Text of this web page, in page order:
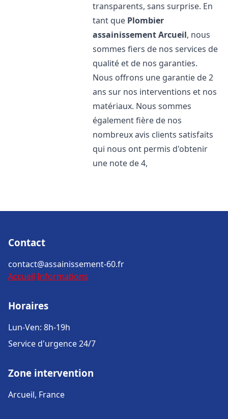
transparents, sans surprise. En
tant que Plombier
assainissementArcueil, nous
sommes fiers de nos services de
qualité et de nos garanties.
Nous offrons une garantie de 2
ans sur nos interventions et nos
matériaux. Nous sommes
également fière de nos
nombreux avis clients satisfaits
qui nous ont permis d'obtenir
une note de 4,
Contact
contact@assainissement-60.fr
Accueil Informations
Horaires
Lun-Ven: 8h-19h
Service d'urgence 24/7
Zone intervention
Arcueil, France